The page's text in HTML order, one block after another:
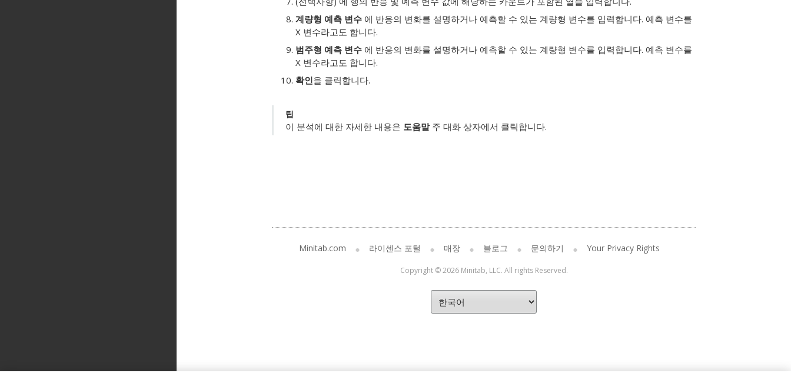
계량형 예측 변수 에 반응의 변화를 설명하거나 예측할 수 있는 계량형 변수를 입력합니다. 예측 변수를
X 변수라고도 합니다.
범주형 예측 변수 에 반응의 변화를 설명하거나 예측할 수 있는 계량형 변수를 입력합니다. 예측 변수를
X 변수라고도 합니다.
확인을 클릭합니다.
팁
이 분석에 대한 자세한 내용은 도움말주 대화 상자에서 클릭합니다.
Minitab.com 라이센스 포털 매장 블로그 문의하기 Your Privacy Rights
Copyright © 2026 Minitab, LLC. All rights Reserved.